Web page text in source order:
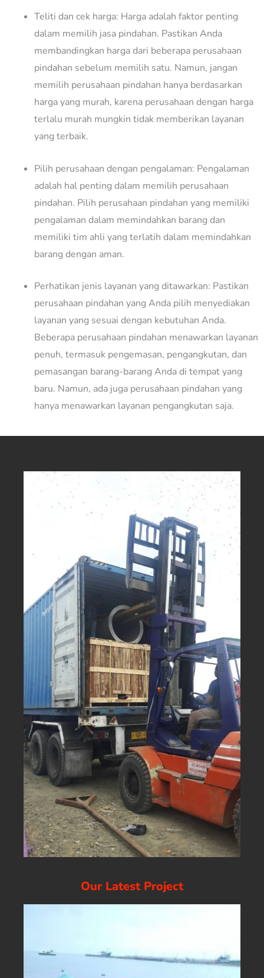
Teliti dan cek harga: Harga adalah faktor penting
dalam memilih jasa pindahan. Pastikan Anda
membandingkan harga dari beberapa perusahaan
pindahan sebelum memilih satu. Namun, jangan
memilih perusahaan pindahan hanya berdasarkan
harga yang murah, karena perusahaan dengan harga
terlalu murah mungkin tidak memberikan layanan
yang terbaik.
Pilih perusahaan dengan pengalaman: Pengalaman
adalah hal penting dalam memilih perusahaan
pindahan. Pilih perusahaan pindahan yang memiliki
pengalaman dalam memindahkan barang dan
memiliki tim ahli yang terlatih dalam memindahkan
barang dengan aman.
Perhatikan jenis layanan yang ditawarkan: Pastikan
perusahaan pindahan yang Anda pilih menyediakan
layanan yang sesuai dengan kebutuhan Anda.
Beberapa perusahaan pindahan menawarkan layanan
penuh, termasuk pengemasan, pengangkutan, dan
pemasangan barang-barang Anda di tempat yang
baru. Namun, ada juga perusahaan pindahan yang
hanya menawarkan layanan pengangkutan saja.
Our Latest Project